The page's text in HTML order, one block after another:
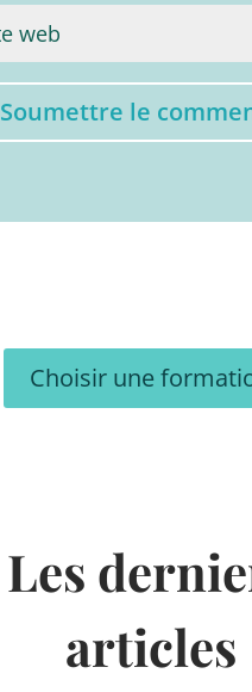
Soumettre le
Choisir une
Les
articles